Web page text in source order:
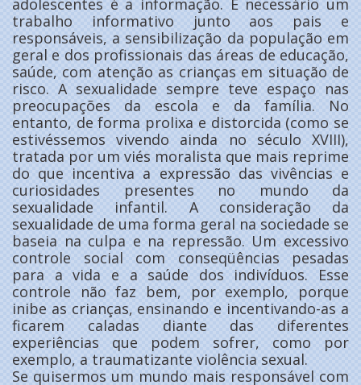
trabalho informativo junto aos pais e
responsáveis, a sensibilização da população em
geral e dos profissionais das áreas de educação,
saúde, com atenção as crianças em situação de
risco. A sexualidade sempre teve espaço nas
preocupações da escola e da família. No
entanto, de forma prolixa e distorcida (como se
estivéssemos vivendo ainda no século XVIII),
tratada por um viés moralista que mais reprime
do que incentiva a expressão das vivências e
curiosidades presentes no mundo da
sexualidade infantil. A consideração da
sexualidade de uma forma geral na sociedade se
baseia na culpa e na repressão. Um excessivo
controle social com conseqüências pesadas
para a vida e a saúde dos indivíduos. Esse
controle não faz bem, por exemplo, porque
inibe as crianças, ensinando e incentivando-as a
ficarem caladas diante das diferentes
experiências que podem sofrer, como por
exemplo, a traumatizante violência sexual.
Se quisermos um mundo mais responsável com